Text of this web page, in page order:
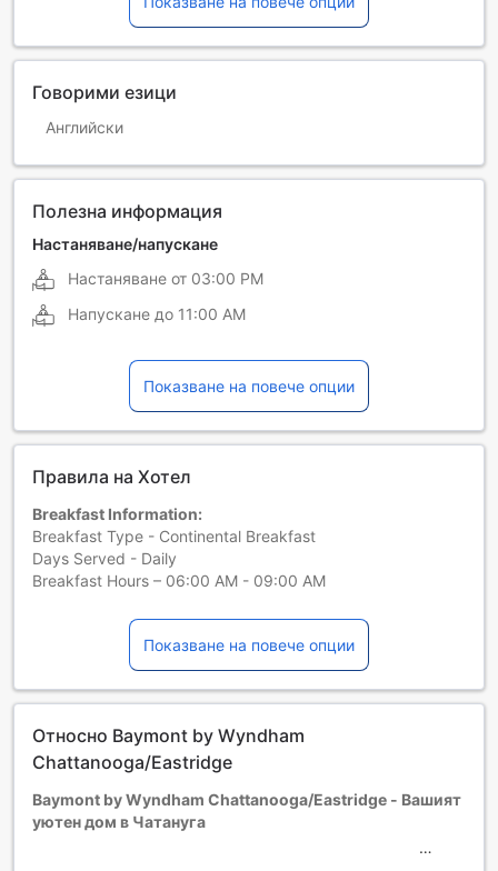
Говорими езици
Английски
Полезна информация
Настаняване/напускане
Настаняване от 03:00 PM
Напускане до 11:00 AM
Показване на повече опции
Правила на Хотел
Breakfast Information:
Breakfast Type - Continental Breakfast
Days Served - Daily
Breakfast Hours – 06:00 AM - 09:00 AM
Бебета от 0 до 2 години
Настаняват се безплатно, ако използват
нужно бебешко креватче, това може да доведе до
допълнителна такса и зависи от наличността.
Деца от 3 до 17
Необходимо е да използват съществуващите легла
Гостите, навършили {0} години, се считат за възрастни
Възможността за допълнителни легла зависи от
избрания тип стая. За повече информация вижте
Показване на повече опции
Относно Baymont by Wyndham
Chattanooga/Eastridge
Baymont by Wyndham Chattanooga/Eastridge - Вашият
уютен дом в Чатануга